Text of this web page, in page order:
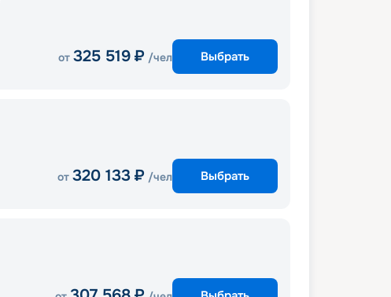
от 325 519 ₽ /чел Выбрать
от 320 133 ₽ /чел Выбрать